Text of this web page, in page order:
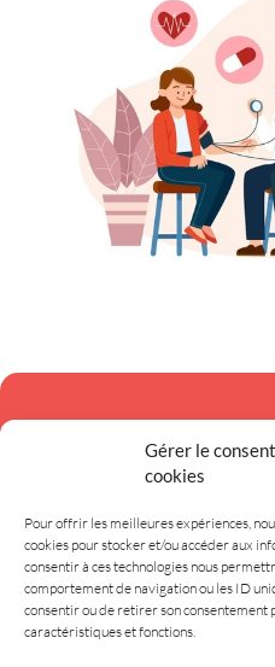
Gérer le
cookies
Pour offrir les meilleures expériences,
cookies pour stocker et/ou accéder aux
consentir à ces technologies nous
comportement de navigation ou les ID
consentir ou de retirer son
caractéristiques et fonctions.
Newsletter
inscrivant à notre newsletter.
S'inscrire